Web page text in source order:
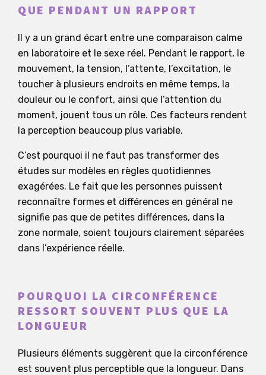
QUE PENDANT UN RAPPORT
Il y a un grand écart entre une comparaison calme
en laboratoire et le sexe réel. Pendant le rapport, le
mouvement, la tension, l’attente, l’excitation, le
toucher à plusieurs endroits en même temps, la
douleur ou le confort, ainsi que l’attention du
moment, jouent tous un rôle. Ces facteurs rendent
la perception beaucoup plus variable.
C’est pourquoi il ne faut pas transformer des
études sur modèles en règles quotidiennes
exagérées. Le fait que les personnes puissent
reconnaître formes et différences en général ne
signifie pas que de petites différences, dans la
zone normale, soient toujours clairement séparées
dans l’expérience réelle.
POURQUOI LA CIRCONFÉRENCE
RESSORT SOUVENT PLUS QUE LA
LONGUEUR
Plusieurs éléments suggèrent que la circonférence
est souvent plus perceptible que la longueur. Dans